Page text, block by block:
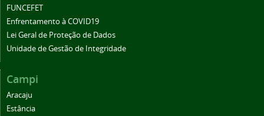
FUNCEFET
Enfrentamento à COVID19
Lei Geral de Proteção de Dados
Unidade de Gestão de Integridade
Campi
Aracaju
Estância